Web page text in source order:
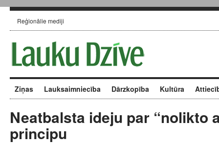
Reģionālie mediji
Ziņas Lauksaimniecība Dārzkopība Kultūra
Neatbalsta ideju par “nolikto
principu